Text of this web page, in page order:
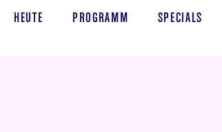
HEUTE PROGRAMM SPECIALS